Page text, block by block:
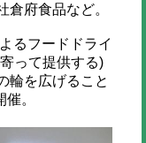
府食品など。
るフードドライ
って提供する)
輪を広げること
。